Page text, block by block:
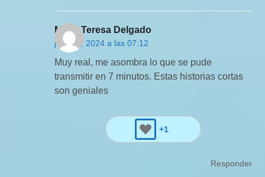
Maria Teresa Delgado
julio 17, 2024 a las 07:12
Muy real, me asombra lo que se pude
transmitir en 7 minutos. Estas historias cortas
son geniales
+1
Responder